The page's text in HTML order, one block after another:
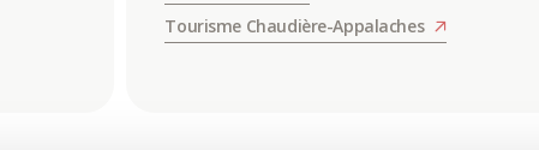
Tourisme Chaudière-Appalaches